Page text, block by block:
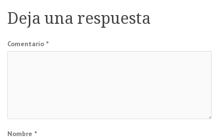
entradas
Deja una respuesta
Comentario *
Nombre *